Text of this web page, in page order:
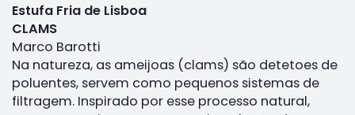
Estufa Fria de Lisboa
CLAMS
Marco Barotti
Na natureza, as ameijoas (clams) são detetoes de
poluentes, servem como pequenos sistemas de
filtragem. Inspirado por esse processo natural,